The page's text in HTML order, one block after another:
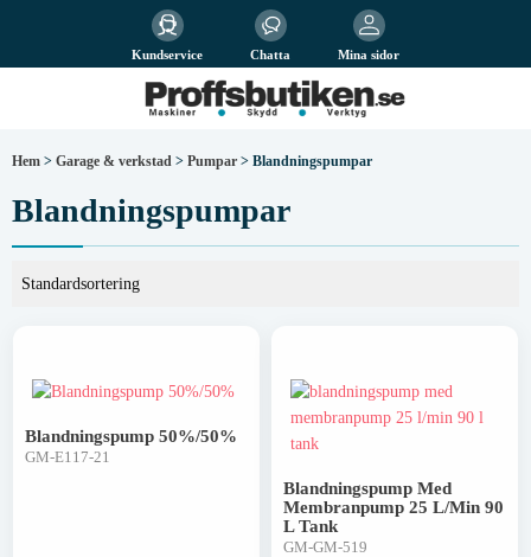
Kundservice Chatta Mina sidor
Alla priser visasinkl.
Företag
Privat
Arbetsplats
Hem > Garage & verkstad > Pumpar > Blandningspumpar
Blandningspumpar
Blandningspump 50%/50%
GM-E117-21
Blandningspump Med
Membranpump 25 L/min 90
L Tank
GM-GM-519